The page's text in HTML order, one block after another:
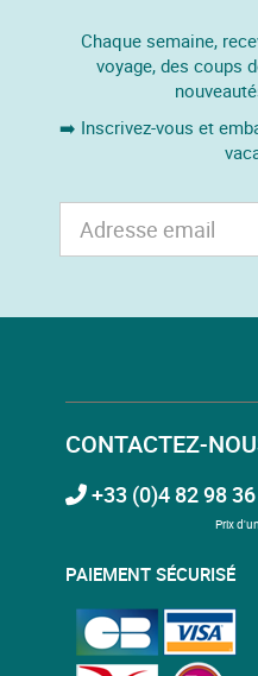
Chaque semaine,
voyage, des coups
➡️ Inscrivez-vous et
CONTACTEZ-
+33 (0)4 82 98
Prix
PAIEMENT SÉCURISÉ